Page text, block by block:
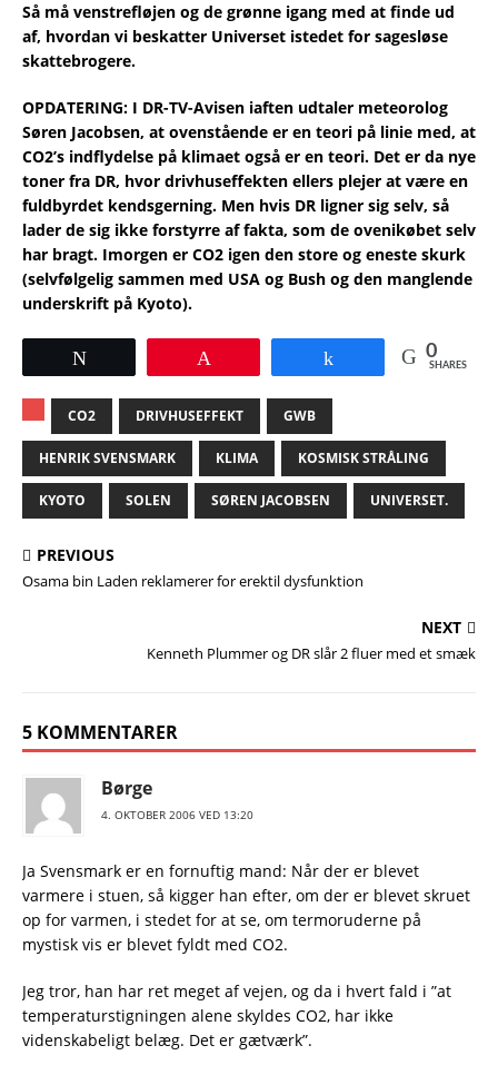
Så må venstrefløjen og de grønne igang med at finde ud
af, hvordan vi beskatter Universet istedet for sagesløse
skattebrogere.
OPDATERING: I DR-TV-Avisen iaften udtaler meteorolog
Søren Jacobsen, at ovenstående er en teori på linie med, at
CO2’s indflydelse på klimaet også er en teori. Det er da nye
toner fra DR, hvor drivhuseffekten ellers plejer at være en
fuldbyrdet kendsgerning. Men hvis DR ligner sig selv, så
lader de sig ikke forstyrre af fakta, som de ovenikøbet selv
har bragt. Imorgen er CO2 igen den store og eneste skurk
(selvfølgelig sammen med USA og Bush og den manglende
underskrift på Kyoto).
0
SHARES
CO2 DRIVHUSEFFEKT GWB
HENRIK SVENSMARK KLIMA KOSMISK STRÅLING
KYOTO SOLEN SØREN JACOBSEN UNIVERSET.
PREVIOUS
Osama bin Laden reklamerer for erektil dysfunktion
NEXT
Kenneth Plummer og DR slår 2 fluer med et smæk
5 KOMMENTARER
Børge
4. OKTOBER 2006 VED 13:20
Ja Svensmark er en fornuftig mand: Når der er blevet
varmere i stuen, så kigger han efter, om der er blevet skruet
op for varmen, i stedet for at se, om termoruderne på
mystisk vis er blevet fyldt med CO2.
Jeg tror, han har ret meget af vejen, og da i hvert fald i ”at
temperaturstigningen alene skyldes CO2, har ikke
videnskabeligt belæg. Det er gætværk”.